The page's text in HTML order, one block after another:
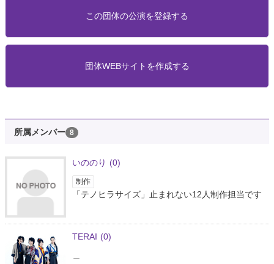
この団体の公演を登録する
団体WEBサイトを作成する
所属メンバー 8
いののり (0)
制作
「テノヒラサイズ」止まれない12人制作担当です
TERAI (0)